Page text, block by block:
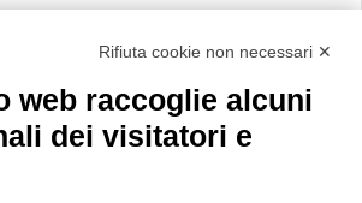
netto (€):
Rifiuta cookie non necessari ✕
web raccoglie alcuni
dei visitatori e